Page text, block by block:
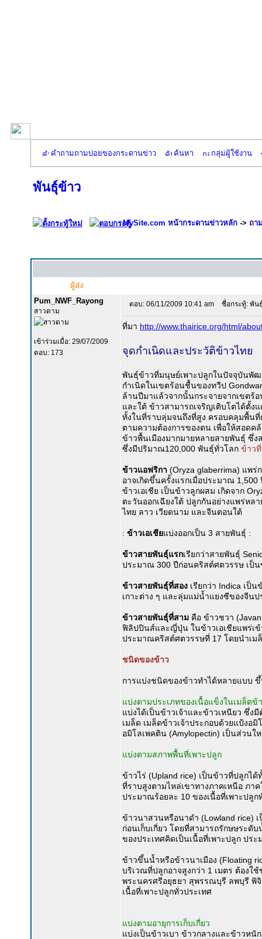
คำถามถามบ่อยของกระดานข่าว ค้นหา กลุ่มผู้ใช้งาน
พันธุ์ข้าว
MySite.com หน้ากระดานข่าวหลัก -> ถา
ผู้ส่ง
Pum_NWF_Rayong
สาวดาม
เข้าร่วมเมื่อ: 29/07/2009
ตอบ: 173
ตอบ: 06/11/2009 10:41 am ชื่อกระทู้: พัน
ที่มา http://www.thairice.org/html/
จุดกำเนิดและประวัติข้าวไทย
พันธุ์ข้าวที่มนุษย์เพาะปลูกในปัจจุบันพัฒ
กำเนิดในเขตร้อนชื้นของทวีป
ล้านปีมาแล้วจากนั้นกระจายจากเขตร้อ
และใต้ ข้าวสามารถเจริญเติบโตได้ตั้ง
ทั้งในที่ราบลุ่มจนถึงที่สูง ครอบคลุมพื้นที่
ตามความต้องการของตน เพื่อให้สอดค
ข้าวพื้นเมืองมากมายหลายสายพันธุ์ ซึ่ง
ซึ่งมีปริมาณ120,000 พันธุ์ทั่วโลก ข้าว
ข้าวแอฟริกา (Oryza glaberrima) แพ
อาจเกิดขึ้นครั้งแรกเมื่อประมาณ
ข้าวเอเชีย เป็นข้าวลูกผสม เกิดจาก
ตะวันออกเฉียงใต้ ปลูกกันอย่างแพร่หล
ไทย ลาว เวียดนาม และจีนตอนใต้
: ข้าวเอเชียแบ่งออกเป็น 3 สายพันธุ์ :
ข้าวสายพันธุ์แรกเรียกว่าสายพันธุ์
ประมาณ 300 ปีก่อนคริสต์ศตวรรษ เป็น
ข้าวสายพันธุ์ที่สอง เรียกว่า Indica เป็
เกาะต่าง ๆ และลุ่มแม่น้ำแยงซีของจีน
ข้าวสายพันธุ์ที่สาม คือ ข้าวชวา
ฟิลิปปินส์และญี่ปุ่น ในข้าวเอเชียแพร่เข้
ประมาณคริสต์ศตวรรษที่ 17 โดยนำเม
ชนิดของข้าว
การแบ่งชนิดของข้าวทำได้หลายแบบ
แบ่งตามประเภทของเนื้อแข็งในเมล็ดข้
แบ่งได้เป็นข้าวเจ้าและข้าวเหนียว ซึ่ง
เมล็ด เมล็ดข้าวเจ้าประกอบด้วยแป้งอ
อมิโลเพคติน (Amylopectin) เป็นส่วน
แบ่งตามสภาพพื้นที่เพาะปลูก
ข้าวไร่ (Upland rice) เป็นข้าวที่ปลูกไ
ที่ราบสูงตามไหล่เขาทางภาคเหนือ ภา
ประมาณร้อยละ 10 ของเนื้อที่เพาะปลูก
ข้าวนาสวนหรือนาดำ (Lowland rice)
ก่อนเก็บเกี่ยว โดยที่สามารถรักษษระดั
ของประเทศคิดเป็นเนื้อที่เพาะปลูก ปร
ข้าวขึ้นน้ำหรือข้าวนาเมือง (Floating
บริเวณที่ปลูกอาจสูงกว่า 1 เมตร ต้องใ
พระนครศรีอยุธยา สุพรรณบุรี ลพบุรี พิ
เนื้อที่เพาะปลูกทั่วประเทศ
แบ่งตามอายุการเก็บเกี่ยว
แบ่งเป็นข้าวเบา ข้าวกลางและข้าวหนั